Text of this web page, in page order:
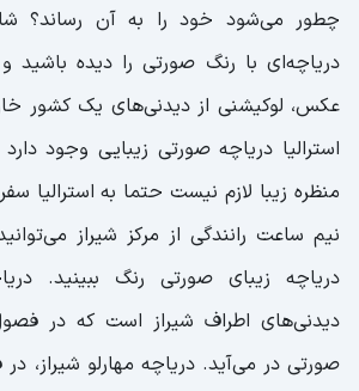
چطور می‌شود خود را به آن رساند؟
دریاچه‌ای با رنگ صورتی را دیده باشید
عکس، لوکیشنی از دیدنی‌های یک کشور
استرالیا دریاچه صورتی زیبایی وجود
منظره زیبا لازم نیست حتما به استرالیا
نیم ساعت رانندگی از مرکز شیراز
دریاچه زیبای صورتی رنگ ببینید.
دیدنی‌های اطراف شیراز است که در
صورتی در می‌آید. دریاچه مهارلو شیراز،